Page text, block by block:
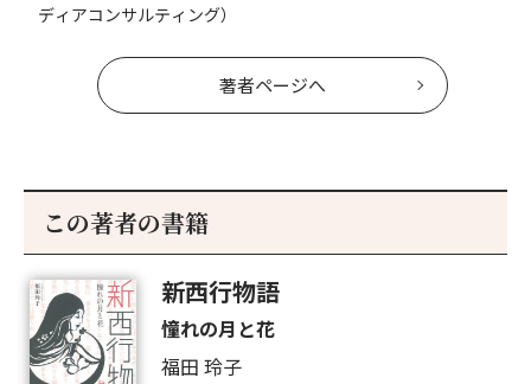
ディアコンサルティング）
著者ページへ
この著者の書籍
新西行物語
憧れの月と花
福田 玲子